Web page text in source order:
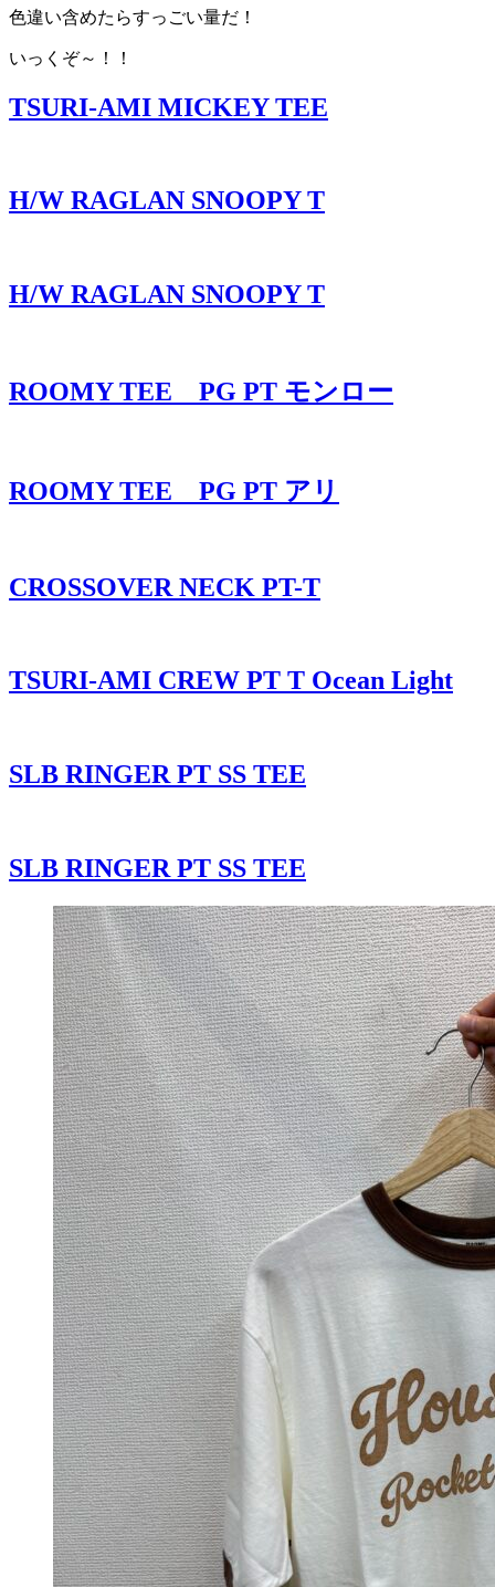
色違い含めたらすっごい量だ！
いっくぞ～！！
TSURI-AMI MICKEY TEE
H/W RAGLAN SNOOPY T
H/W RAGLAN SNOOPY T
ROOMY TEE PG PT モンロー
ROOMY TEE PG PT アリ
CROSSOVER NECK PT-T
TSURI-AMI CREW PT T Ocean Light
SLB RINGER PT SS TEE
SLB RINGER PT SS TEE